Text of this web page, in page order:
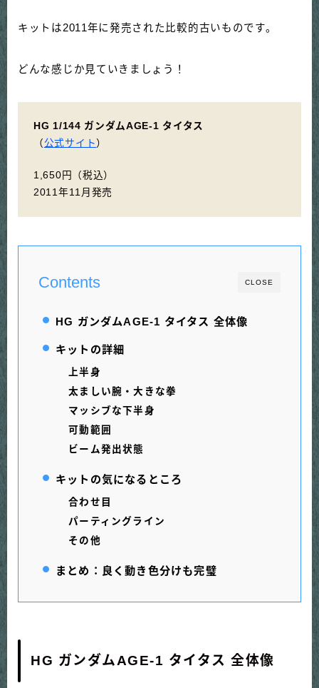
キットは2011年に発売された比較的古いものです。
どんな感じか見ていきましょう！
HG 1/144 ガンダムAGE-1 タイタス
（ 公式サイト）
1,650円（税込）
2011年11月発売
CLOSE
Contents
HG ガンダムAGE-1 タイタス 全体像
キットの詳細
上半身
太ましい腕・大きな拳
マッシブな下半身
可動範囲
ビーム発出状態
キットの気になるところ
合わせ目
パーティングライン
その他
まとめ：良く動き色分けも完璧
HG ガンダムAGE-1 タイタス 全体像